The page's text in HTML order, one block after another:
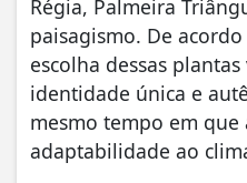
Régia, Palmeira
paisagismo. De
escolha dessas
identidade única e
mesmo tempo em que
adaptabilidade ao